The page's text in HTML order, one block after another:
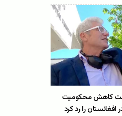
کاهش محکومیت
را رد کرد